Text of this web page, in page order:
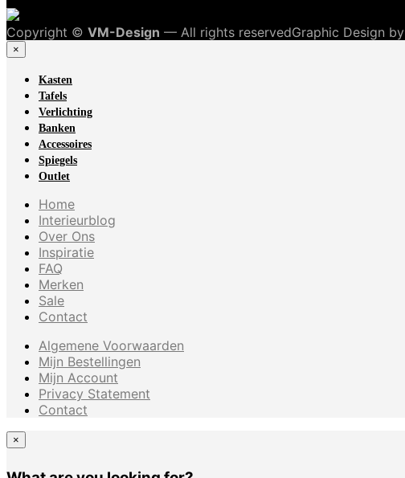
Copyright © VM-Design — All rights reservedGraphic Design by
×
Kasten
Tafels
Verlichting
Banken
Accessoires
Spiegels
Outlet
Home
Interieurblog
Over Ons
Inspiratie
FAQ
Merken
Sale
Contact
Algemene Voorwaarden
Mijn Bestellingen
Mijn Account
Privacy Statement
Contact
×